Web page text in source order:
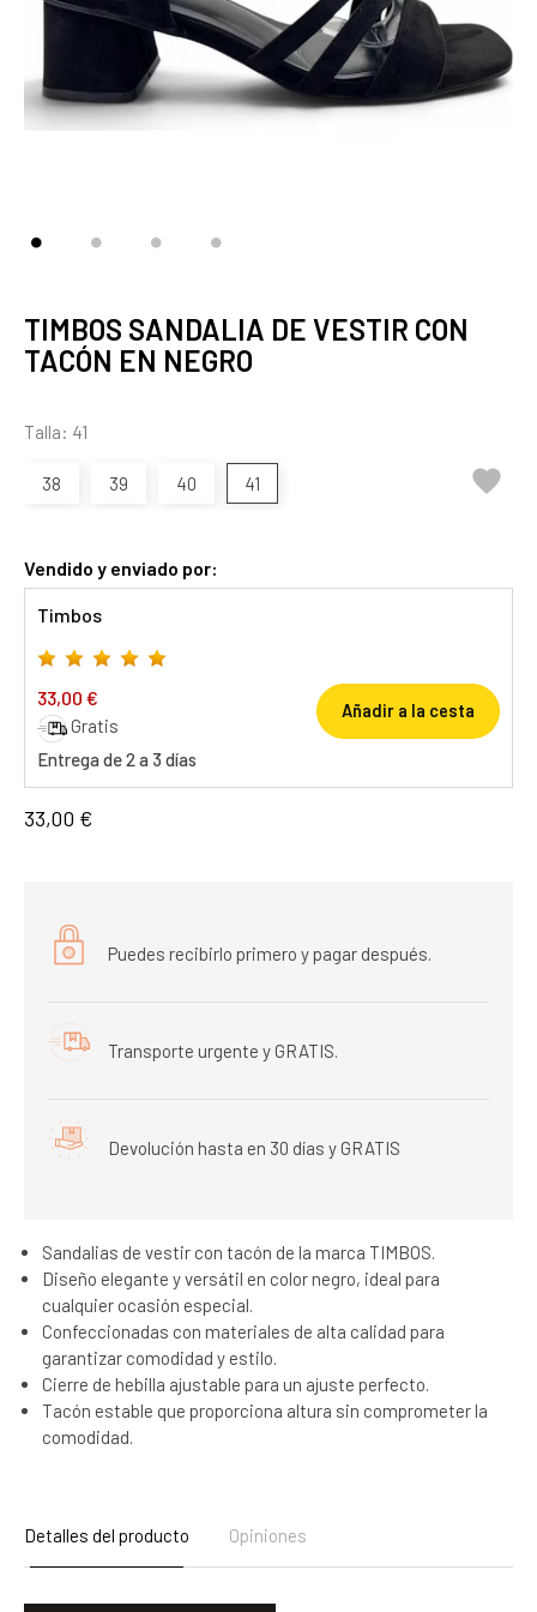
TIMBOS SANDALIA DE VESTIR CON
TACÓN EN NEGRO
Talla: 41
38 39 40 41 
Vendido y enviado por:
Timbos
33,00 €
Gratis
Entrega de 2 a 3 días
Añadir a la cesta
33,00 €
Puedes recibirlo primero y pagar después.
Transporte urgente y GRATIS.
Devolución hasta en 30 días y GRATIS
Sandalias de vestir con tacón de la marca TIMBOS.
Diseño elegante y versátil en color negro, ideal para
cualquier ocasión especial.
Confeccionadas con materiales de alta calidad para
garantizar comodidad y estilo.
Cierre de hebilla ajustable para un ajuste perfecto.
Tacón estable que proporciona altura sin comprometer la
comodidad.
Detalles del producto Opiniones